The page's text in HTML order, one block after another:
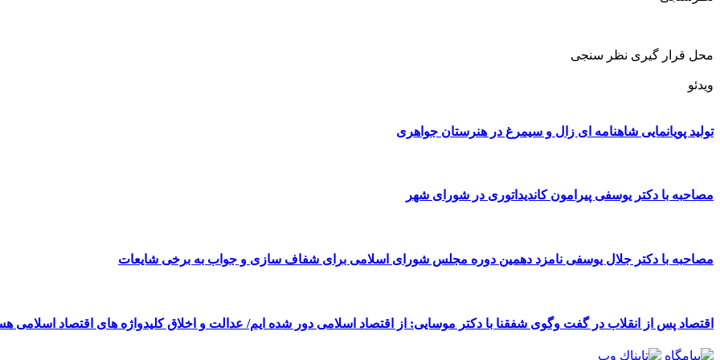
محل قرار گیری نظر سنجی
ویدئو
تولید پویانمایی شاهنامه ای زال و سیمرغ در هنرستان جواهری
مصاحبه با دکتر یوسفی پیرامون کاندیداتوری در شورای شهر
مصاحبه با دکتر جلال یوسفی نامزد دهمین دوره مجلس شورای اسلامی برای شفاف سازی و جواب به برخی شایعات
اقتصاد پس از انقلاب در گفت وگوی شفقنا با دکتر موسایی: از اقتصاد اسلامی دور شده ایم/ عدالت و اخلاق کلیدواژه های اقتصاد اسلامی